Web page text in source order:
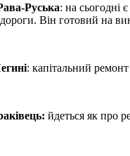
Руська: на сьогодні
дороги. Він готовий
: капітальний
йдеться як про